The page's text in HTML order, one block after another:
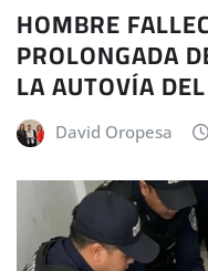
HOMBRE
PROLONGADA
LA AUTOVÍA
David Oropesa